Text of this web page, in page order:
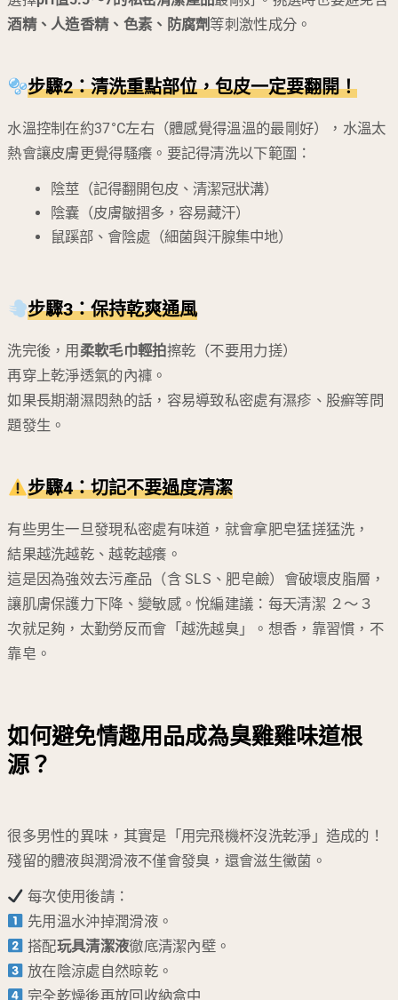
酒精、人造香精、色素、防腐劑等刺激性成分。
步驟2：清洗重點部位，包皮一定要翻開！
水溫控制在約37°C左右（體感覺得溫溫的最剛好），水溫太
熱會讓皮膚更覺得騷癢。要記得清洗以下範圍：
陰莖（記得翻開包皮、清潔冠狀溝）
陰囊（皮膚皺摺多，容易藏汗）
鼠蹊部、會陰處（細菌與汗腺集中地）
步驟3：保持乾爽通風
洗完後，用 柔軟毛巾輕拍擦乾（不要用力搓）
再穿上乾淨透氣的內褲。
如果長期潮濕悶熱的話，容易導致私密處有濕疹、股癬等問
題發生。
步驟4：切記不要過度清潔
有些男生一旦發現私密處有味道，就會拿肥皂猛搓猛洗，
結果越洗越乾、越乾越癢。
這是因為強效去污產品（含 SLS、肥皂鹼）會破壞皮脂層，
讓肌膚保護力下降、變敏感。悅編建議：每天清潔 ２～３
次就足夠，太勤勞反而會「越洗越臭」。想香，靠習慣，不
靠皂。
如何避免情趣用品成為臭雞雞味道根
源？
很多男性的異味，其實是「用完飛機杯沒洗乾淨」造成的！
殘留的體液與潤滑液不僅會發臭，還會滋生黴菌。
每次使用後請：
先用溫水沖掉潤滑液。
搭配玩具清潔液徹底清潔內壁。
放在陰涼處自然晾乾。
完全乾燥後再放回收納盒中